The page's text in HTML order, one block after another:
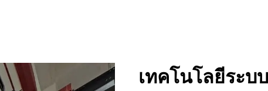
เทคโนโลยีระ